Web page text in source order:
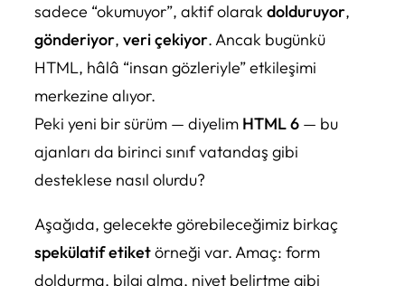
sadece “okumuyor”, aktif olarak dolduruyor,
gönderiyor, veri çekiyor. Ancak bugünkü
HTML, hâlâ “insan gözleriyle” etkileşimi
merkezine alıyor.
Peki yeni bir sürüm — diyelim HTML 6 — bu
ajanları da birinci sınıf vatandaş gibi
desteklese nasıl olurdu?
Aşağıda, gelecekte görebileceğimiz birkaç
spekülatif etiketörneği var. Amaç: form
doldurma, bilgi alma, niyet belirtme gibi